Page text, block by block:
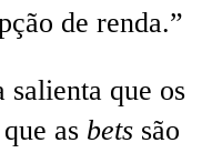
de renda.”
salienta que os
as bets são